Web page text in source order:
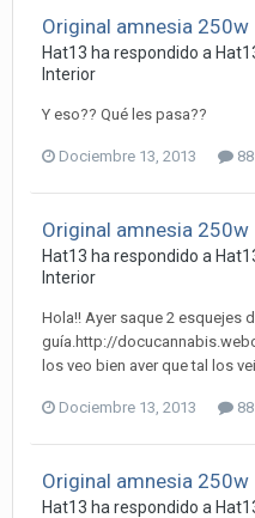
Original amnesia 250w
Hat13 ha respondido a
Interior
Y eso?? Qué les pasa??
Dociembre 13, 2013
Original amnesia 250w
Hat13 ha respondido a
Interior
Hola!! Ayer saque 2 esquejes
guía.http://
los veo bien aver que tal los
Dociembre 13, 2013
Original amnesia 250w
Hat13 ha respondido a